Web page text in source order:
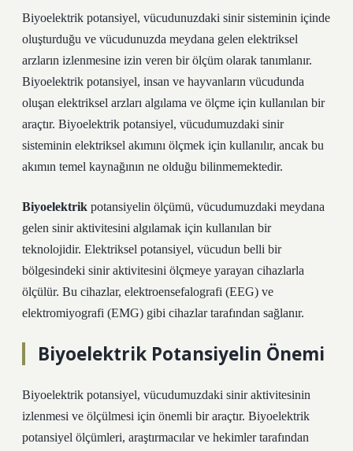
Biyoelektrik potansiyel, vücudunuzdaki sinir sisteminin içinde
oluşturduğu ve vücudunuzda meydana gelen elektriksel
arzların izlenmesine izin veren bir ölçüm olarak tanımlanır.
Biyoelektrik potansiyel, insan ve hayvanların vücudunda
oluşan elektriksel arzları algılama ve ölçme için kullanılan bir
araçtır. Biyoelektrik potansiyel, vücudumuzdaki sinir
sisteminin elektriksel akımını ölçmek için kullanılır, ancak bu
akımın temel kaynağının ne olduğu bilinmemektedir.
Biyoelektrik potansiyelin ölçümü, vücudumuzdaki meydana
gelen sinir aktivitesini algılamak için kullanılan bir
teknolojidir. Elektriksel potansiyel, vücudun belli bir
bölgesindeki sinir aktivitesini ölçmeye yarayan cihazlarla
ölçülür. Bu cihazlar, elektroensefalografi (EEG) ve
elektromiyografi (EMG) gibi cihazlar tarafından sağlanır.
Biyoelektrik Potansiyelin Önemi
Biyoelektrik potansiyel, vücudumuzdaki sinir aktivitesinin
izlenmesi ve ölçülmesi için önemli bir araçtır. Biyoelektrik
potansiyel ölçümleri, araştırmacılar ve hekimler tarafından